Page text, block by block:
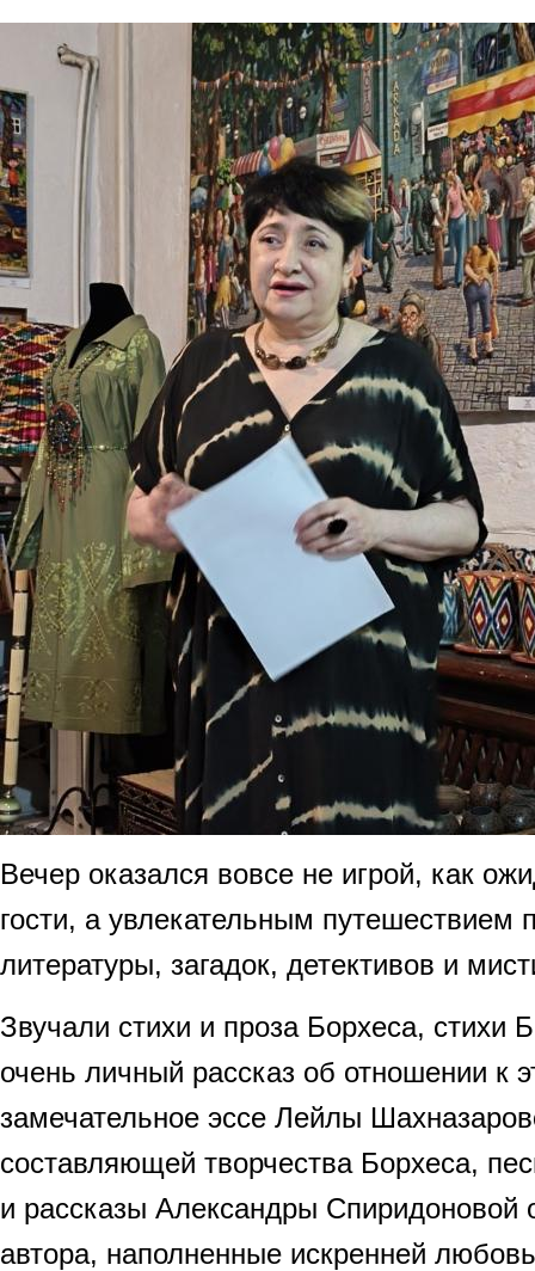
Вечер оказался вовсе не игрой, как
гости, а увлекательным путешествием
литературы, загадок, детективов и
Звучали стихи и проза Борхеса, стихи
очень личный рассказ об отношении к
замечательное эссе Лейлы
составляющей творчества Борхеса,
и рассказы Александры Спиридоновой
автора, наполненные искренней